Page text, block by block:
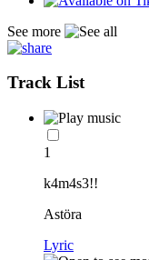
See more
Track List
1
k4m4s3!!
Astöra
Lyric